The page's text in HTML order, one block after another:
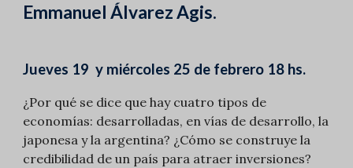
Emmanuel Álvarez Agis.
Jueves 19 y miércoles 25 de febrero 18 hs.
¿Por qué se dice que hay cuatro tipos de
economías: desarrolladas, en vías de desarrollo, la
japonesa y la argentina? ¿Cómo se construye la
credibilidad de un país para atraer inversiones?